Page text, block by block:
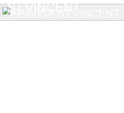
ST.VINCENT